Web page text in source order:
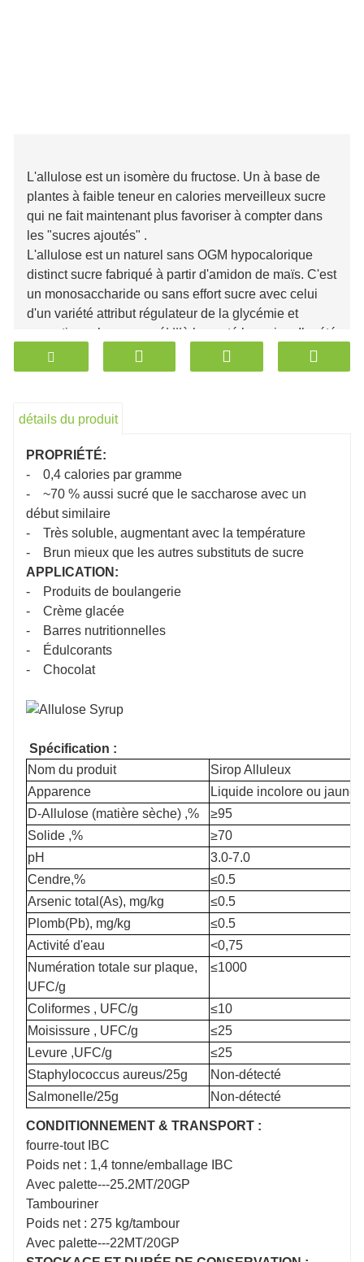
L'allulose est un isomère du fructose. Un à base de
plantes à faible teneur en calories merveilleux sucre
qui ne fait maintenant plus favoriser à compter dans
les "sucres ajoutés" .
L'allulose est un naturel sans OGM hypocalorique
distinct sucre fabriqué à partir d'amidon de maïs. C'est
un monosaccharide ou sans effort sucre avec celui
d'un variété attribut régulateur de la glycémie et
exceptionnel encouragé| |||à la santé humaine. Il a été
réfléchir sur comme le plus accessible saccharose
choix par chemin de l'Amérique aliments réseau de
L'allulose est un sucre naturellement présent dans les
sans certains des inconvénients bien documentés du
Chimiquement, l'allulose est similaire au fructose, qui
fruits. Il est environ 70 % aussi sucré que le sucre, il a
n'est pas non plus absorbé par le corps et ne contribue
calorique quotidien.
Sirop d'allulose sucré à vendre, liquide indigestif
sirop d'allulose pour la cuisson
détails du produit
PROPRIÉTÉ:
- 0,4 calories par gramme
- ~70 % aussi sucré que le saccharose avec un
début similaire
- Très soluble, augmentant avec la température
- Brun mieux que les autres substituts de sucre
APPLICATION:
- Produits de boulangerie
- Crème glacée
- Barres nutritionnelles
- Édulcorants
- Chocolat
Spécification :
Nom du produit
Sirop Alluleux
Apparence
Liquide incolore ou jaune
D-Allulose (matière sèche) ,%
≥95
Solide ,%
≥70
pH
3.0-7.0
Cendre,%
≤0.5
Arsenic total(As), mg/kg
≤0.5
Plomb(Pb), mg/kg
≤0.5
Activité d'eau
<0,75
Numération totale sur plaque,
UFC/g
≤1000
Coliformes , UFC/g
≤10
Moisissure , UFC/g
≤25
Levure ,UFC/g
≤25
Staphylococcus aureus/25g
Non-détecté
Salmonelle/25g
Non-détecté
CONDITIONNEMENT & TRANSPORT :
fourre-tout IBC
Poids net : 1,4 tonne/emballage IBC
Avec palette---25.2MT/20GP
Tambouriner
Poids net : 275 kg/tambour
Avec palette---22MT/20GP